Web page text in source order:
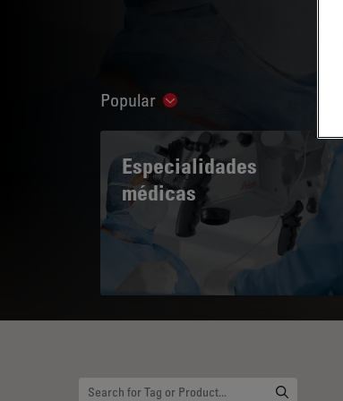
Popular Show subnavigation
Especialidades
médicas